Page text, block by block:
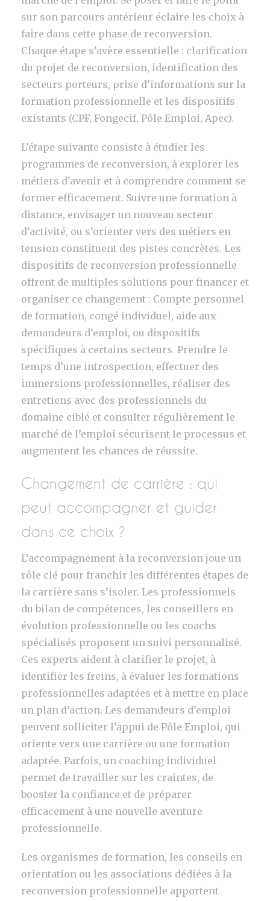
sur son parcours antérieur éclaire les choix à
faire dans cette phase de reconversion.
Chaque étape s’avère essentielle : clarification
du projet de reconversion, identification des
secteurs porteurs, prise d’informations sur la
formation professionnelle et les dispositifs
existants (CPF, Fongecif, Pôle Emploi, Apec).
L’étape suivante consiste à étudier les
programmes de reconversion, à explorer les
métiers d’avenir et à comprendre comment se
former efficacement. Suivre une formation à
distance, envisager un nouveau secteur
d’activité, ou s’orienter vers des métiers en
tension constituent des pistes concrètes. Les
dispositifs de reconversion professionnelle
offrent de multiples solutions pour financer et
organiser ce changement : Compte personnel
de formation, congé individuel, aide aux
demandeurs d’emploi, ou dispositifs
spécifiques à certains secteurs. Prendre le
temps d’une introspection, effectuer des
immersions professionnelles, réaliser des
entretiens avec des professionnels du
domaine ciblé et consulter régulièrement le
marché de l’emploi sécurisent le processus et
augmentent les chances de réussite.
Changement de carrière : qui
peut accompagner et guider
dans ce choix ?
L’accompagnement à la reconversion joue un
rôle clé pour franchir les différentes étapes de
la carrière sans s’isoler. Les professionnels
du bilan de compétences, les conseillers en
évolution professionnelle ou les coachs
spécialisés proposent un suivi personnalisé.
Ces experts aident à clarifier le projet, à
identifier les freins, à évaluer les formations
professionnelles adaptées et à mettre en place
un plan d’action. Les demandeurs d’emploi
peuvent solliciter l’appui de Pôle Emploi, qui
oriente vers une carrière ou une formation
adaptée. Parfois, un coaching individuel
permet de travailler sur les craintes, de
booster la confiance et de préparer
efficacement à une nouvelle aventure
professionnelle.
Les organismes de formation, les conseils en
orientation ou les associations dédiées à la
reconversion professionnelle apportent